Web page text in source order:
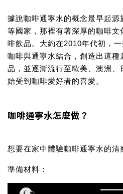
據說咖啡通寧水的概念最早起
等國家，那裡有著深厚的咖啡文
啡飲品。大約在2010年代初，
咖啡與通寧水結合，創造出這種
品，並逐漸流行至歐美、澳洲、
始受到咖啡愛好者的喜愛。
咖啡通寧水怎麼做？
想要在家中體驗咖啡通寧水的清
準備材料：